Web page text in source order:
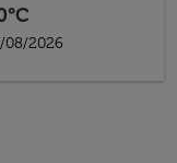
08/2026